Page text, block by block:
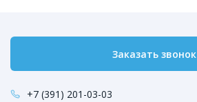
Заказать звонок
+7 (391) 201-03-03